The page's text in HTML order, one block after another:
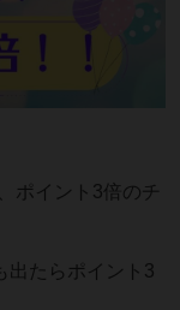
ポイント3倍のチ
出たらポイント3